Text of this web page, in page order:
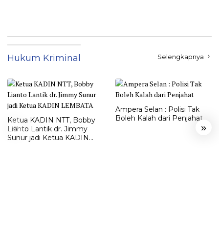
Hukum Kriminal Selengkapnya
« »
Ketua KADIN NTT, Bobby
Lianto Lantik dr. Jimmy
Sunur jadi Ketua KADIN
Ampera Selan : Polisi Tak
Boleh Kalah dari Penjahat